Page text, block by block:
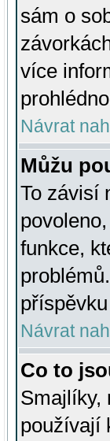
sám o
více
Návrat
Můžu
To závisí
funkce,
Návrat
Co to
Smajlíky,
používají